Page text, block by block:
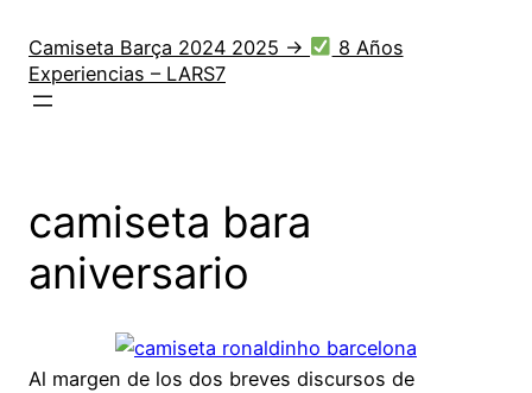
contenido
Camiseta Barça 2024 2025 →
8 Años
Experiencias – LARS7
camiseta bara
aniversario
Al margen de los dos breves discursos de